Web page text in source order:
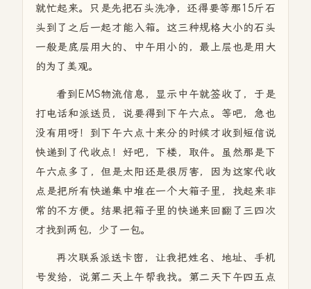
就忙起来。只是先把石头洗净，还得要等那15斤石
头到了之后一起才能入箱。这三种规格大小的石头
一般是底层用大的、中午用小的，最上层也是用大
的为了美观。
看到EMS物流信息，显示中午就签收了，于是
打电话和派送员，说要得到下午六点。等吧，急也
没有用呀！到下午六点十来分的时候才收到短信说
快递到了代收点！好吧，下楼，取件。虽然那是下
午六点多了，但是太阳还是很厉害，因为这家代收
点是把所有快递集中堆在一个大箱子里，找起来非
常的不方便。结果把箱子里的快递来回翻了三四次
才找到两包，少了一包。
再次联系派送卡密，让我把姓名、地址、手机
号发给，说第二天上午帮我找。第二天下午四五点